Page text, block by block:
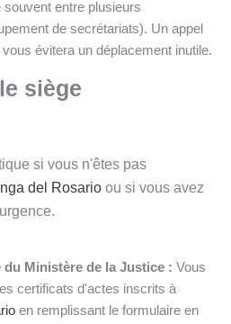
souvent entre plusieurs
de secrétariats). Un appel
évitera un déplacement inutile.
siège
si vous n'êtes pas
del Rosario ou si vous avez
Ministère de la Justice : Vous
certificats d'actes inscrits à
en remplissant le formulaire en